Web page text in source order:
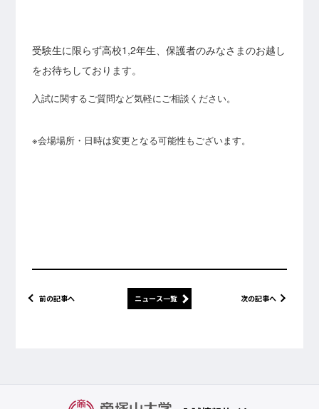
受験生に限らず高校1,2年生、保護者のみなさまのお越し
をお待ちしております。
入試に関するご質問など気軽にご相談ください。
※会場場所・日時は変更となる可能性もございます。
前の記事へ ニュース一覧 次の記事へ